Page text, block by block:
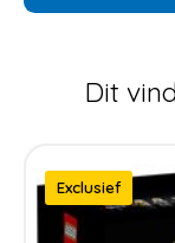
Dit
Exclusief